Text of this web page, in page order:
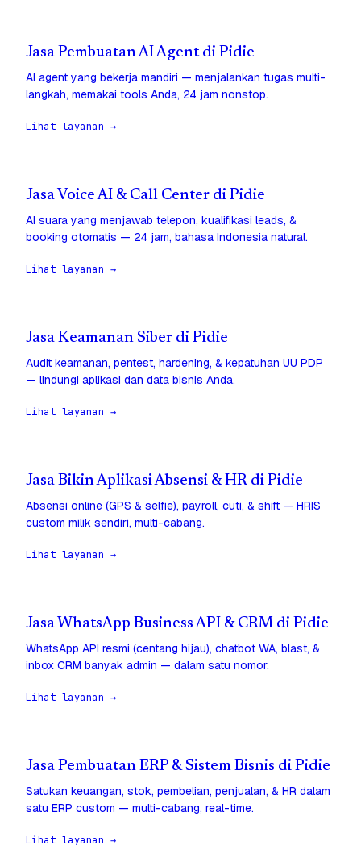
Jasa Pembuatan AI Agent di Pidie
AI agent yang bekerja mandiri — menjalankan tugas multi-
langkah, memakai tools Anda, 24 jam nonstop.
Lihat layanan →
Jasa Voice AI & Call Center di Pidie
AI suara yang menjawab telepon, kualifikasi leads, &
booking otomatis — 24 jam, bahasa Indonesia natural.
Lihat layanan →
Jasa Keamanan Siber di Pidie
Audit keamanan, pentest, hardening, & kepatuhan UU PDP
— lindungi aplikasi dan data bisnis Anda.
Lihat layanan →
Jasa Bikin Aplikasi Absensi & HR di Pidie
Absensi online (GPS & selfie), payroll, cuti, & shift — HRIS
custom milik sendiri, multi-cabang.
Lihat layanan →
Jasa WhatsApp Business API & CRM di Pidie
WhatsApp API resmi (centang hijau), chatbot WA, blast, &
inbox CRM banyak admin — dalam satu nomor.
Lihat layanan →
Jasa Pembuatan ERP & Sistem Bisnis di Pidie
Satukan keuangan, stok, pembelian, penjualan, & HR dalam
satu ERP custom — multi-cabang, real-time.
Lihat layanan →